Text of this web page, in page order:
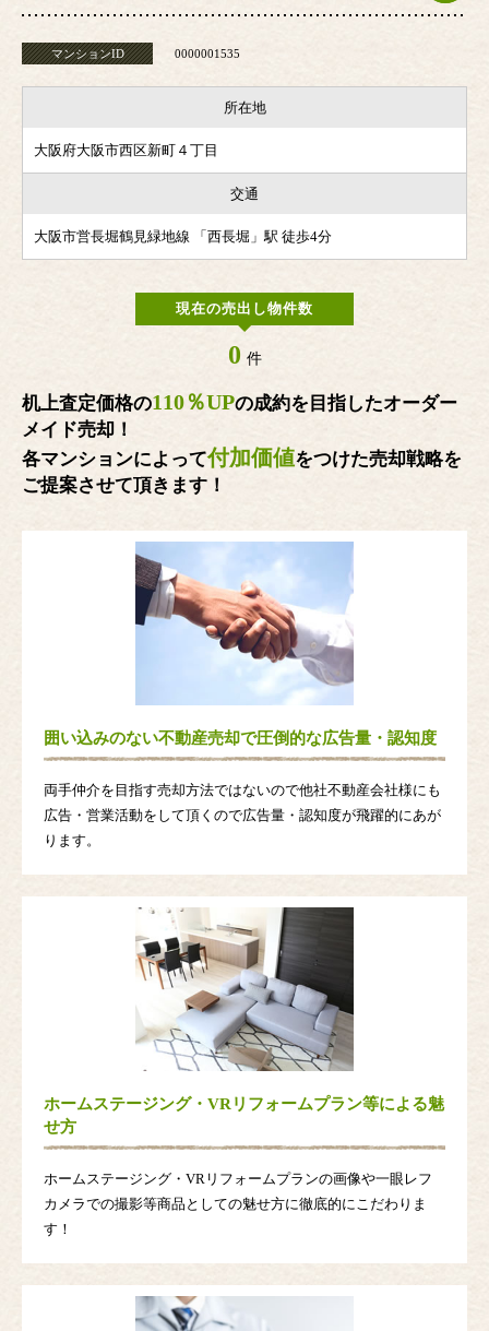
マンションID 0000001535
所在地
大阪府大阪市西区新町４丁目
交通
大阪市営長堀鶴見緑地線 「西長堀」駅 徒歩4分
現在の売出し物件数
0 件
机上査定価格の110％UPの成約を目指したオーダー
メイド売却！
各マンションによって付加価値をつけた売却戦略を
ご提案させて頂きます！
囲い込みのない不動産売却で圧倒的な広告量・認知度
両手仲介を目指す売却方法ではないので他社不動産会社様にも
広告・営業活動をして頂くので広告量・認知度が飛躍的にあが
ります。
ホームステージング・VRリフォームプラン等による魅
せ方
ホームステージング・VRリフォームプランの画像や一眼レフ
カメラでの撮影等商品としての魅せ方に徹底的にこだわりま
す！